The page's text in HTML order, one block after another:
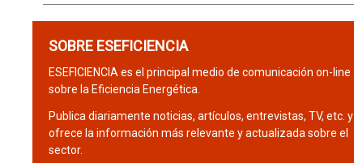
SOBRE ESEFICIENCIA
ESEFICIENCIA es el principal medio de comunicación on-line
sobre la Eficiencia Energética.
Publica diariamente noticias, artículos, entrevistas, TV, etc. y
ofrece la información más relevante y actualizada sobre el
sector.